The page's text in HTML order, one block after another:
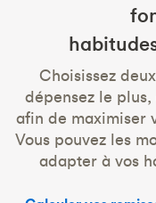
Choisissez
dépensez le plus,
afin de maximiser
Vous pouvez les
adapter à vos